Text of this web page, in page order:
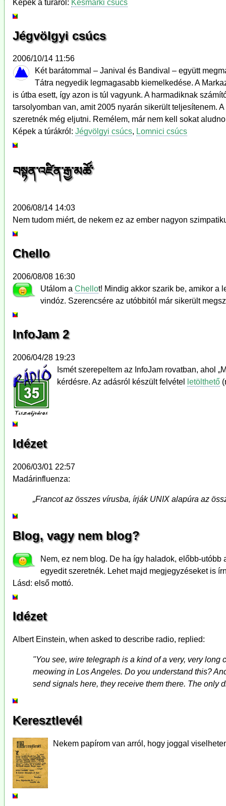
Képek a túráról: Késmárki csúcs
Jégvölgyi csúcs
2006/10/14 11:56
Két barátommal – Janival és Bandival – együtt
Tátra negyedik legmagasabb kiemelkedése. A
is útba esett, így azon is túl vagyunk. A harmadiknak
tarsolyomban van, amit 2005 nyarán sikerült teljesítenem.
szeretnék még eljutni. Remélem, már nem kell sokat
Képek a túrákról: Jégvölgyi csúcs, Lomnici csúcs
བསྟན་འཛིན་རྒྱ་མཚོ་
2006/08/14 14:03
Nem tudom miért, de nekem ez az ember nagyon
Chello
2006/08/08 16:30
Utálom a Chellot! Mindig akkor szarik be, amikor a
vindóz. Szerencsére az utóbbitól már sikerült
InfoJam 2
2006/04/28 19:23
Ismét szerepeltem az InfoJam rovatban, ahol
kérdésre. Az adásról készült felvétel
letölthető
Idézet
2006/03/01 22:57
Madárinfluenza:
„Francot az összes vírusba, írják UNIX alapúra az
Blog, vagy nem blog?
Nem, ez nem blog. De ha így haladok, előbb-
egyedit szeretnék. Lehet majd megjegyzéseket is
Lásd: első mottó.
Idézet
Albert Einstein, when asked to describe radio, replied:
"You see, wire telegraph is a kind of a very, very
meowing in Los Angeles. Do you understand this?
send signals here, they receive them there. The only
Keresztlevél
Nekem papírom van arról, hogy joggal